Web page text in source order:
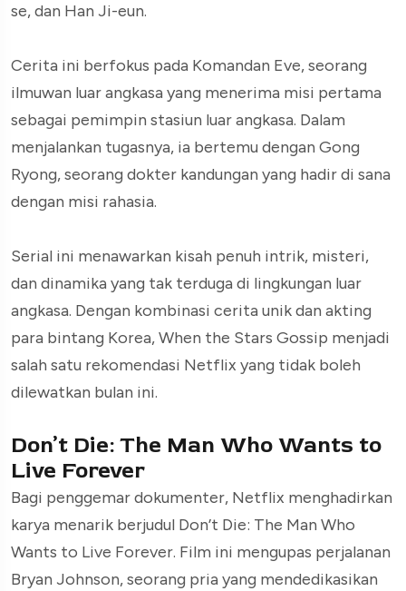
se, dan Han Ji-eun.
Cerita ini berfokus pada Komandan Eve, seorang
ilmuwan luar angkasa yang menerima misi pertama
sebagai pemimpin stasiun luar angkasa. Dalam
menjalankan tugasnya, ia bertemu dengan Gong
Ryong, seorang dokter kandungan yang hadir di sana
dengan misi rahasia.
Serial ini menawarkan kisah penuh intrik, misteri,
dan dinamika yang tak terduga di lingkungan luar
angkasa. Dengan kombinasi cerita unik dan akting
para bintang Korea, When the Stars Gossip menjadi
salah satu rekomendasi Netflix yang tidak boleh
dilewatkan bulan ini.
Don’t Die: The Man Who Wants to
Live Forever
Bagi penggemar dokumenter, Netflix menghadirkan
karya menarik berjudul Don’t Die: The Man Who
Wants to Live Forever. Film ini mengupas perjalanan
Bryan Johnson, seorang pria yang mendedikasikan